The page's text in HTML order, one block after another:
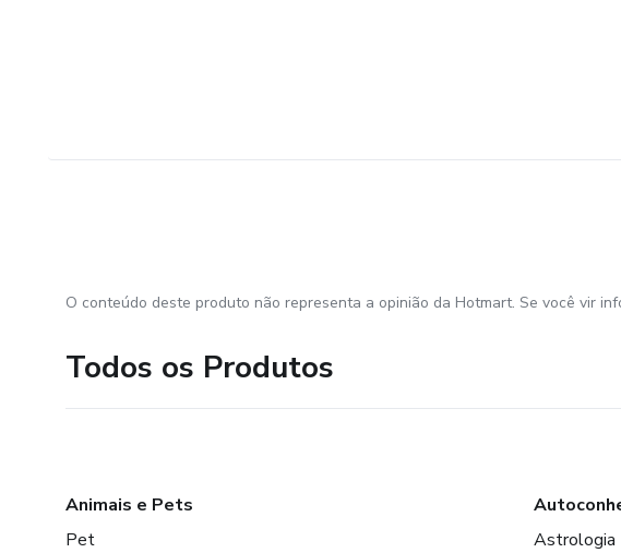
O conteúdo deste produto não representa a opinião da Hotmart. Se você vir
Todos os Produtos
Animais e Pets
Pet
Astrologia